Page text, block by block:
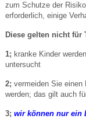
zum Schutze der
erforderlich, einige
Diese gelten nicht für
1; kranke Kinder werden
untersucht
2; vermeiden Sie einen
werden; das gilt auch
3; wir können nur ein